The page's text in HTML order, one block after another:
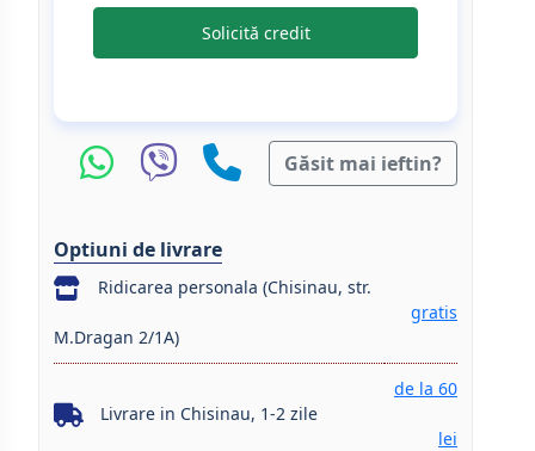
Solicită credit
Găsit mai ieftin?
Optiuni de livrare
Ridicarea personala (Chisinau, str.
M.Dragan 2/1A)
gratis
Livrare in Chisinau, 1-2 zile
de la 60
lei